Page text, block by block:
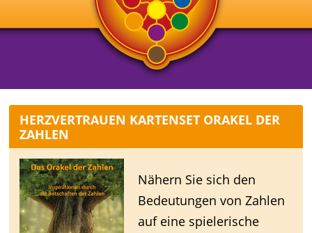
HERZVERTRAUEN KARTENSET ORAKEL DER
ZAHLEN
Nähern Sie sich den
Bedeutungen von Zahlen
auf eine spielerische